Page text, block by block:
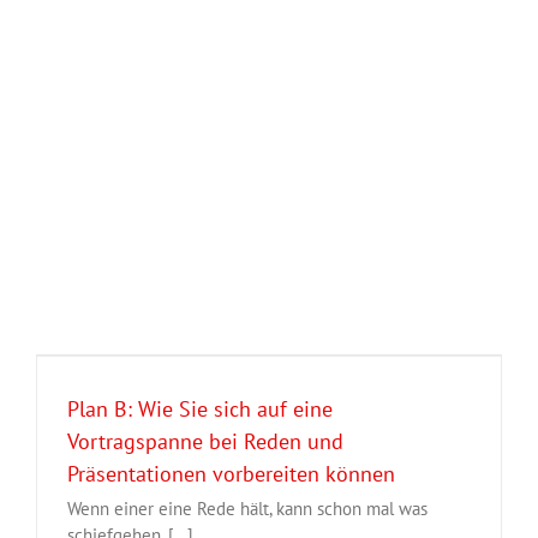
Plan B: Wie Sie sich auf eine
Vortragspanne bei Reden und
Präsentationen vorbereiten können
Wenn einer eine Rede hält, kann schon mal was